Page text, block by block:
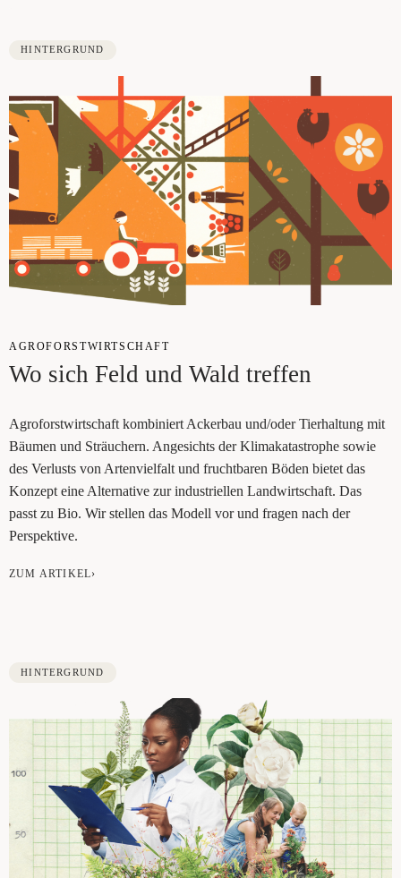
HINTERGRUND
AGRO­FORST­WIRT­SCHAFT
Wo sich Feld und Wald treffen
Agro­forst­wirt­schaft kom­bi­niert Acker­bau und/oder Tier­hal­tung mit
Bäu­men und Sträu­chern. Ange­sichts der Kli­ma­ka­ta­stro­phe sowie
des Ver­lusts von Arten­viel­falt und frucht­ba­ren Böden bie­tet das
Kon­zept eine Alter­na­ti­ve zur indus­tri­el­len Land­wirt­schaft. Das
passt zu Bio. Wir stel­len das Modell vor und fra­gen nach der
Perspektive.
ZUM ARTIKEL›
HINTERGRUND